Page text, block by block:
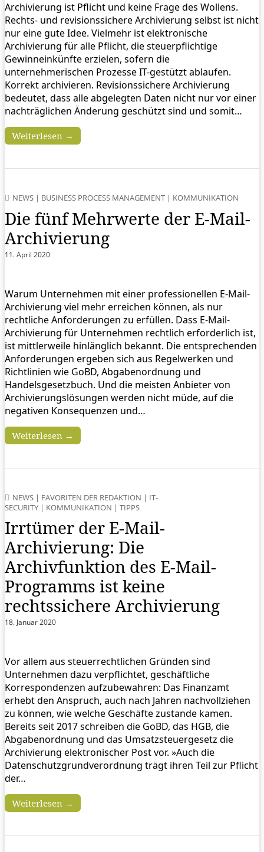
Archivierung ist Pflicht und keine Frage des Wollens.
Rechts- und revisionssichere Archivierung selbst ist nicht
nur eine gute Idee. Vielmehr ist elektronische
Archivierung für alle Pflicht, die steuerpflichtige
Gewinneinkünfte erzielen, sofern die
unternehmerischen Prozesse IT-gestützt ablaufen.
Korrekt archivieren. Revisionssichere Archivierung
bedeutet, dass alle abgelegten Daten nicht nur vor einer
nachträglichen Änderung geschützt sind und somit…
Weiterlesen →
NEWS | BUSINESS PROCESS MANAGEMENT | KOMMUNIKATION
Die fünf Mehrwerte der E-Mail-
Archivierung
11. April 2020
Warum Unternehmen mit einer professionellen E-Mail-
Archivierung viel mehr erreichen können, als nur
rechtliche Anforderungen zu erfüllen. Dass E-Mail-
Archivierung für Unternehmen rechtlich erforderlich ist,
ist mittlerweile hinlänglich bekannt. Die entsprechenden
Anforderungen ergeben sich aus Regelwerken und
Richtlinien wie GoBD, Abgabenordnung und
Handelsgesetzbuch. Und die meisten Anbieter von
Archivierungslösungen werden nicht müde, auf die
negativen Konsequenzen und…
Weiterlesen →
NEWS | FAVORITEN DER REDAKTION | IT-
SECURITY | KOMMUNIKATION | TIPPS
Irrtümer der E-Mail-
Archivierung: Die
Archivfunktion des E-Mail-
Programms ist keine
rechtssichere Archivierung
18. Januar 2020
Vor allem aus steuerrechtlichen Gründen sind
Unternehmen dazu verpflichtet, geschäftliche
Korrespondenzen aufzubewahren: Das Finanzamt
erhebt den Anspruch, auch nach Jahren nachvollziehen
zu können, wie welche Geschäfte zustande kamen.
Bereits seit 2017 schreiben die GoBD, das HGB, die
Abgabenordnung und das Umsatzsteuergesetz die
Archivierung elektronischer Post vor. »Auch die
Datenschutzgrundverordnung trägt ihren Teil zur Pflicht
der…
Weiterlesen →